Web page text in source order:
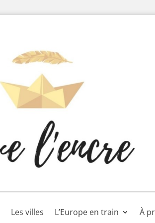
Les villes L’Europe en train À